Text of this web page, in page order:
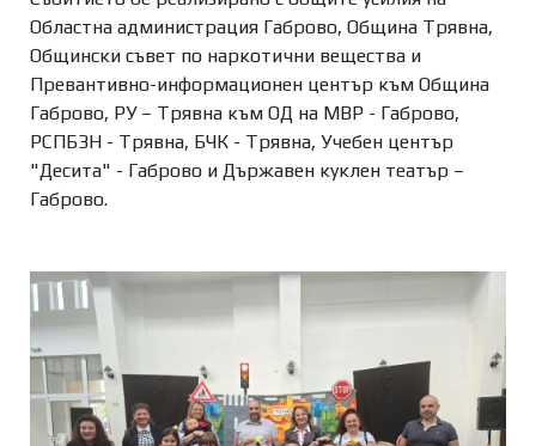
Областна администрация Габрово, Община Трявна,
Общински съвет по наркотични вещества и
Превантивно-информационен център към Община
Габрово, РУ – Трявна към ОД на МВР - Габрово,
РСПБЗН - Трявна, БЧК - Трявна, Учебен център
"Десита" - Габрово и Държавен куклен театър –
Габрово.